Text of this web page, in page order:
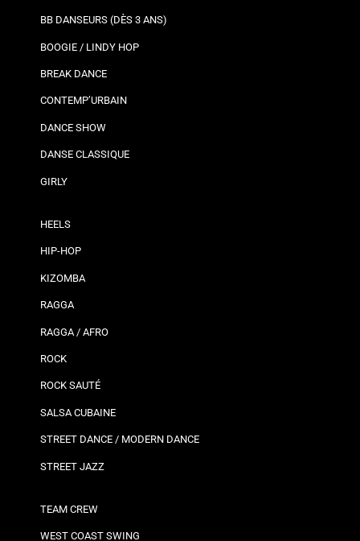
BB DANSEURS (DÈS 3 ANS)
BOOGIE / LINDY HOP
BREAK DANCE
CONTEMP’URBAIN
DANCE SHOW
DANSE CLASSIQUE
GIRLY
HEELS
HIP-HOP
KIZOMBA
RAGGA
RAGGA / AFRO
ROCK
ROCK SAUTÉ
SALSA CUBAINE
STREET DANCE / MODERN DANCE
STREET JAZZ
TEAM CREW
WEST COAST SWING